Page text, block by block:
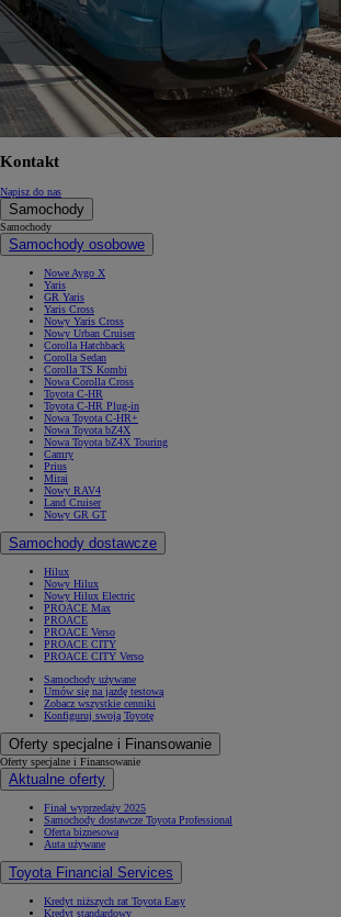
Kontakt
Napisz do nas
Samochody
Samochody
Samochody osobowe
Nowe Aygo X
Yaris
GR Yaris
Yaris Cross
Nowy Yaris Cross
Nowy Urban Cruiser
Corolla Hatchback
Corolla Sedan
Corolla TS Kombi
Nowa Corolla Cross
Toyota C-HR
Toyota C-HR Plug-in
Nowa Toyota C-HR+
Nowa Toyota bZ4X
Nowa Toyota bZ4X Touring
Camry
Prius
Mirai
Nowy RAV4
Land Cruiser
Nowy GR GT
Samochody dostawcze
Hilux
Nowy Hilux
Nowy Hilux Electric
PROACE Max
PROACE
PROACE Verso
PROACE CITY
PROACE CITY Verso
Samochody używane
Umów się na jazdę testową
Zobacz wszystkie cenniki
Konfiguruj swoją Toyotę
Oferty specjalne i Finansowanie
Oferty specjalne i Finansowanie
Aktualne oferty
Finał wyprzedaży 2025
Samochody dostawcze Toyota Professional
Oferta biznesowa
Auta używane
Toyota Financial Services
Kredyt niższych rat Toyota Easy
Kredyt standardowy